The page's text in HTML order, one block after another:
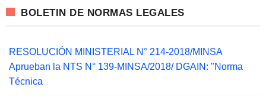
BOLETIN DE NORMAS LEGALES
RESOLUCIÓN MINISTERIAL N° 214-2018/MINSA
Aprueban la NTS N° 139-MINSA/2018/ DGAIN: "Norma
Técnica